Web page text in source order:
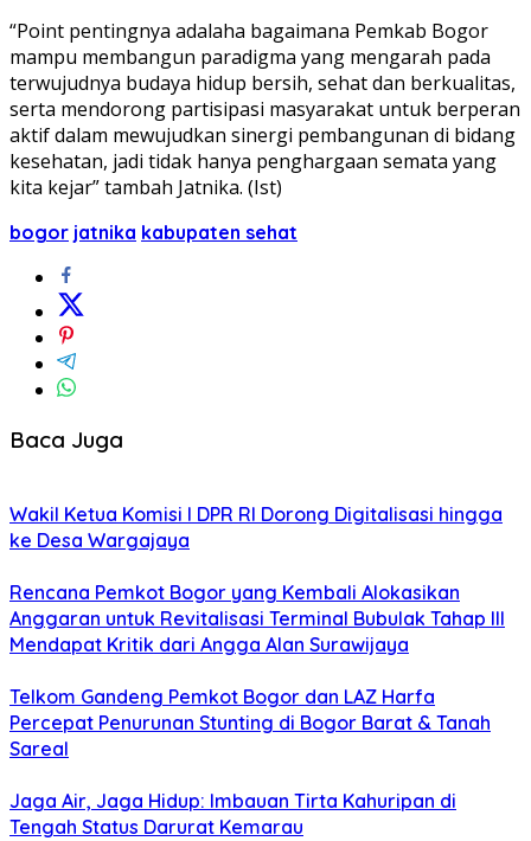
“Point pentingnya adalaha bagaimana Pemkab Bogor
mampu membangun paradigma yang mengarah pada
terwujudnya budaya hidup bersih, sehat dan berkualitas,
serta mendorong partisipasi masyarakat untuk berperan
aktif dalam mewujudkan sinergi pembangunan di bidang
kesehatan, jadi tidak hanya penghargaan semata yang
kita kejar” tambah Jatnika. (Ist)
bogor jatnika kabupaten sehat
Baca Juga
Wakil Ketua Komisi I DPR RI Dorong Digitalisasi hingga
ke Desa Wargajaya
Rencana Pemkot Bogor yang Kembali Alokasikan
Anggaran untuk Revitalisasi Terminal Bubulak Tahap III
Mendapat Kritik dari Angga Alan Surawijaya
Telkom Gandeng Pemkot Bogor dan LAZ Harfa
Percepat Penurunan Stunting di Bogor Barat & Tanah
Sareal
Jaga Air, Jaga Hidup: Imbauan Tirta Kahuripan di
Tengah Status Darurat Kemarau